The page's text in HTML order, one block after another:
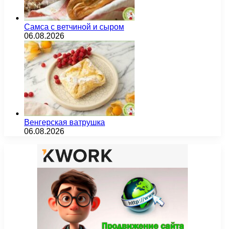
Самса с ветчиной и сыром
06.08.2026
Венгерская ватрушка
06.08.2026